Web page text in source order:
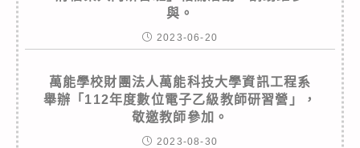
與。
2023-06-20
萬能學校財團法人萬能科技大學資訊工程系
舉辦「112年度數位電子乙級教師研習營」，
敬邀教師參加。
2023-08-30